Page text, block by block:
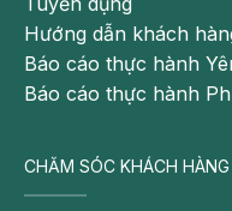
Hướng dẫn khách
Báo cáo thực hành
Báo cáo thực hành
CHĂM SÓC KHÁCH HÀNG